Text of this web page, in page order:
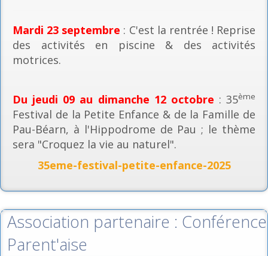
Mardi 23 septembre : C'est la rentrée ! Reprise
des activités en piscine & des activités
motrices.
Du jeudi 09 au dimanche 12 octobre : 35ème
Festival de la Petite Enfance & de la Famille de
Pau-Béarn, à l'Hippodrome de Pau ; le thème
sera "Croquez la vie au naturel".
35eme-festival-petite-enfance-2025
Association partenaire : Conférence
Parent'aise